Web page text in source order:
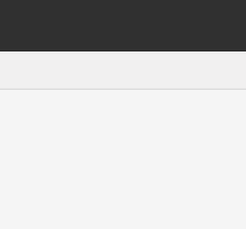
覆盖1000
云数据及